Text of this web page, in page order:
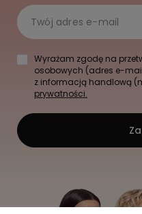
Twój adres e-mail
Wyrażam zgodę na
osobowych (adres e-
z informacją handlową
prywatności.